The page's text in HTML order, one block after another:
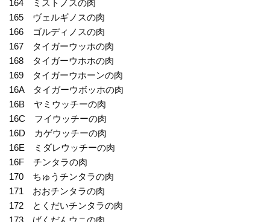
164 ミストノスの肉
165 ヴェルギノスの肉
166 ゴルディノスの肉
167 タイガーウッホの肉
168 タイガーウホホの肉
169 タイガーウホーンの肉
16A タイガーウボッホの肉
16B ヤミウッチーの肉
16C フイウッチーの肉
16D カゲウッチーの肉
16E ミダレウッチーの肉
16F チンタラの肉
170 ちゅうチンタラの肉
171 おおチンタラの肉
172 とくだいチンタラの肉